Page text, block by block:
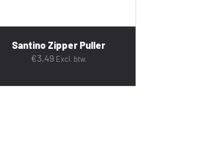
Santino Zipper Puller
€3,49 Excl. btw.